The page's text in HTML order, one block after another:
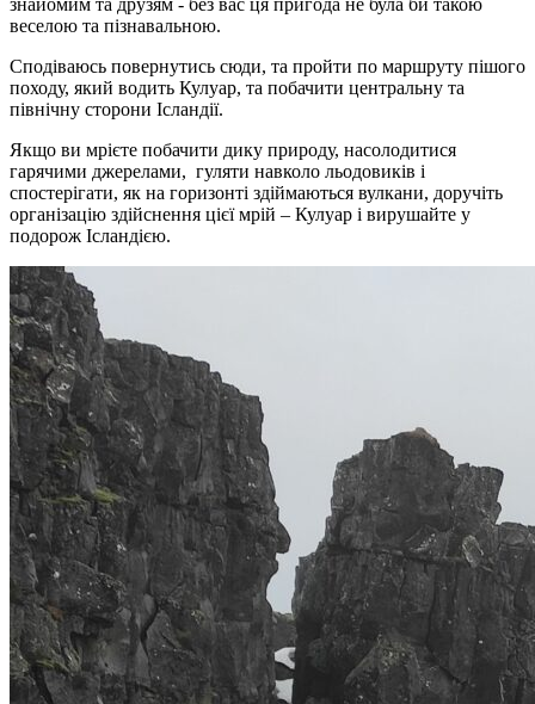
веселою та пізнавальною.
Сподіваюсь повернутись сюди, та пройти по маршруту пішого
походу, який водить Кулуар, та побачити центральну та
північну сторони Ісландії.
Якщо ви мрієте побачити дику природу, насолодитися
гарячими джерелами, гуляти навколо льодовиків і
спостерігати, як на горизонті здіймаються вулкани, доручіть
організацію здійснення цієї мрій – Кулуар і вирушайте у
подорож Ісландією.